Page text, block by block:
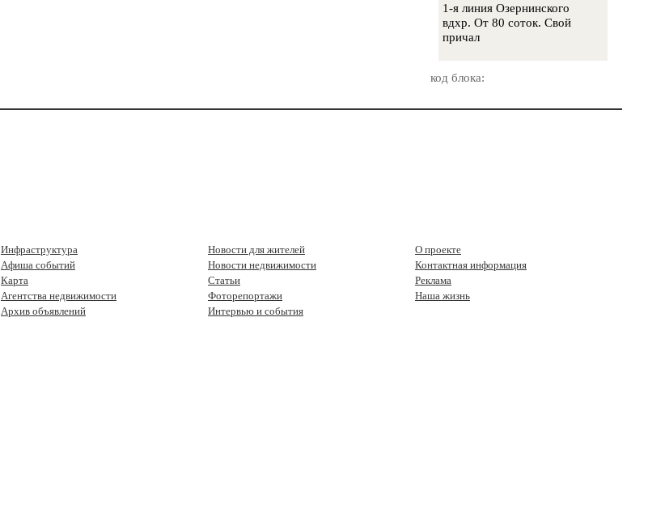
1-я линия Озернинского
вдхр. От 80 соток. Свой
причал
код блока:
Инфраструктура
Афиша событий
Карта
Агентства недвижимости
Архив объявлений
Новости для жителей
Новости недвижимости
Статьи
Фоторепортажи
Интервью и события
О проекте
Контактная информация
Реклама
Наша жизнь